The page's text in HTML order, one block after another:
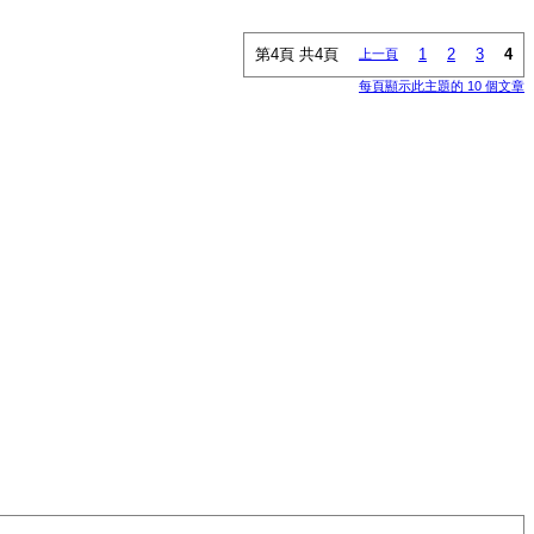
第4頁 共4頁 上一頁 1 2 3 4
每頁顯示此主題的 10 個文章